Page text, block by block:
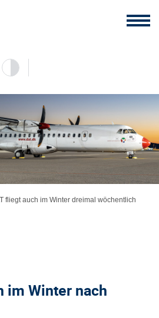
fliegt auch im Winter dreimal wöchentlich
im Winter nach